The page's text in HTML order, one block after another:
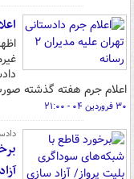
اعلام جرم هفته گذشته
۳۰ فروردین ۰۴ - ۲۱:۰۰